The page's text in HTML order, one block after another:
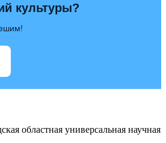
культуры?
областная универсальная научная